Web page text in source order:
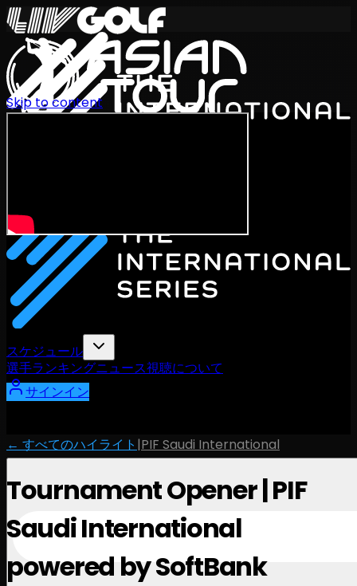
スケジュール
選手ランキングニュース視聴について
サインイン
Skip to content
← すべてのハイライト |PIF Saudi International
Tournament Opener | PIF
Saudi International
powered by SoftBank